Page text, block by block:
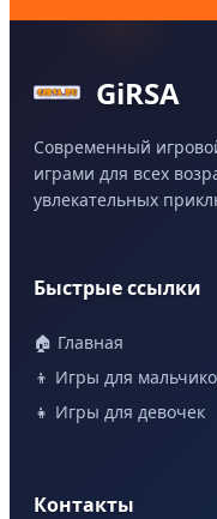
GiRSA
Современный
играми для всех
увлекательных
Быстрые ссылки
🏠 Главная
👦 Игры для
👧 Игры для девочек
Контакты